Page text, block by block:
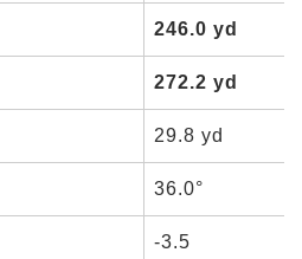
246.0 yd
272.2 yd
29.8 yd
36.0°
-3.5